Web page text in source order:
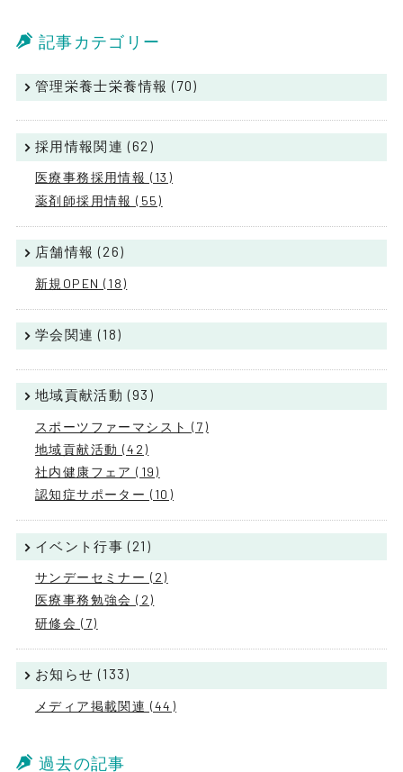
記事カテゴリー
管理栄養士栄養情報 (70)
採用情報関連 (62)
医療事務採用情報 (13)
薬剤師採用情報 (55)
店舗情報 (26)
新規OPEN (18)
学会関連 (18)
地域貢献活動 (93)
スポーツファーマシスト (7)
地域貢献活動 (42)
社内健康フェア (19)
認知症サポーター (10)
イベント行事 (21)
サンデーセミナー (2)
医療事務勉強会 (2)
研修会 (7)
お知らせ (133)
メディア掲載関連 (44)
過去の記事